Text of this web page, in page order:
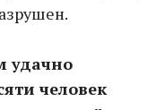
удачно
человек